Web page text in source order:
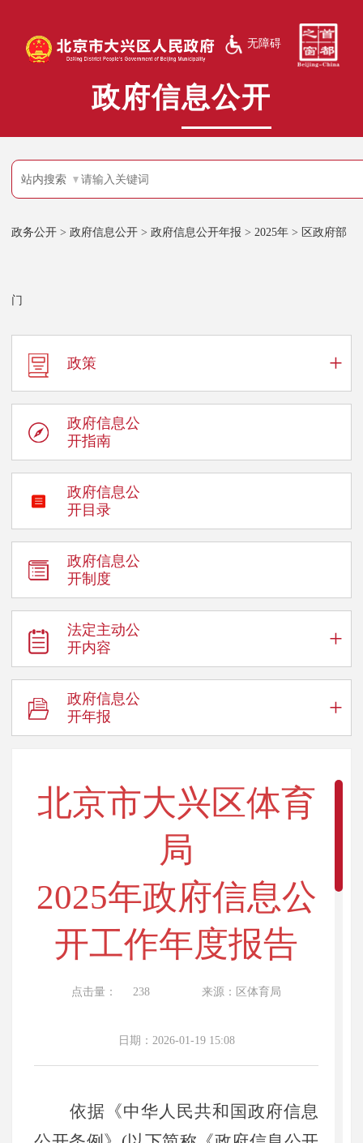
无障碍
政府信息公开
站内搜索
政务公开 > 政府信息公开 > 政府信息公开年报 > 2025年 > 区政府部
门
政策 +
政府信息公
开指南
政府信息公
开目录
政府信息公
开制度
法定主动公
开内容
+
政府信息公
开年报
+
北京市大兴区体育
局
2025年政府信息公
开工作年度报告
点击量： 238 来源：区体育局
日期：2026-01-19 15:08
依据《中华人民共和国政府信息